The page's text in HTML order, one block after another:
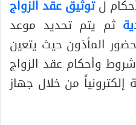
لتوثيق عقد الزواج
ثم يتم تحديد موعد
المأذون حيث يتعين
وأحكام عقد الزواج
من خلال جهاز